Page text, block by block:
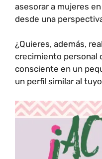
asesorar a mujeres
desde una
¿Quieres, además,
crecimiento personal
consciente en un
un perfil similar al